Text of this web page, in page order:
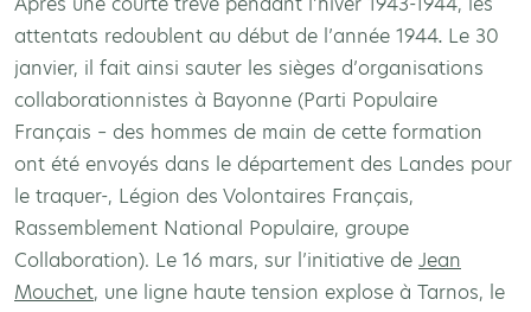
attentats redoublent au début de l’année 1944. Le 30
janvier, il fait ainsi sauter les sièges d’organisations
collaborationnistes à Bayonne (Parti Populaire
Français – des hommes de main de cette formation
ont été envoyés dans le département des Landes pour
le traquer-, Légion des Volontaires Français,
Rassemblement National Populaire, groupe
Collaboration). Le 16 mars, sur l’initiative de Jean
Mouchet, une ligne haute tension explose à Tarnos, le